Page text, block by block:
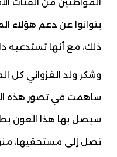
يتوانوا عن دعم هؤلاء
ذلك، مع أنها تستدعيه
وشكر ولد الغزواني كل
ساهمت في تصور هذه
سيصل بها هذا العون
تصل إلى مستحقيها،